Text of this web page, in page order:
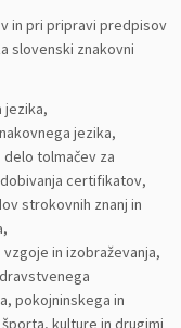
in pri pripravi predpisov
slovenski znakovni
jezika,
jezika,
tolmačev za
certifikatov,
strokovnih znanj in
in izobraževanja,
pokojninskega in
kulture in drugimi